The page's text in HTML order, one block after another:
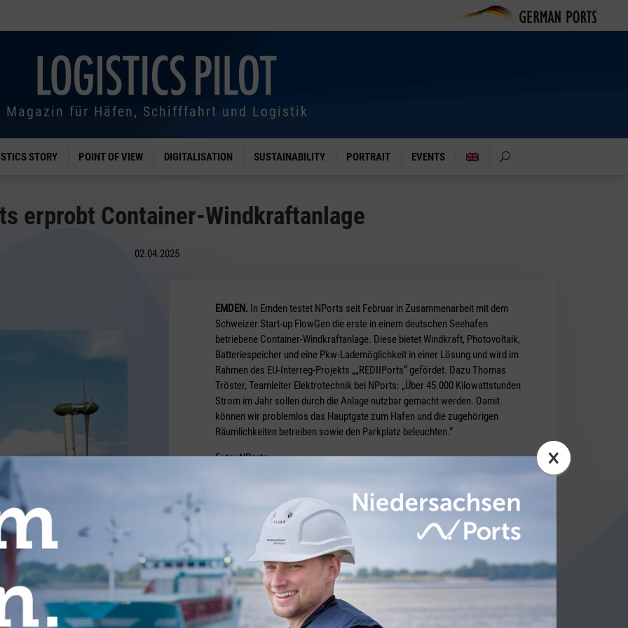
×
Magazin für Häfen, Schifffahrt und Logistik
STORY POINT OF VIEW DIGITALISATION SUSTAINABILITY PORTRAIT EVENTS
erprobt Container-Windkraftanlage
02.04.2025
EMDEN. In Emden testet NPorts seit Februar in Zusammenarbeit mit dem
Schweizer Start-up FlowGen die erste in einem deutschen Seehafen
betriebene Container-Windkraftanlage. Diese bietet Windkraft, Photovoltaik,
Batteriespeicher und eine Pkw-Lademöglichkeit in einer Lösung und wird im
Rahmen des EU-Interreg-Projekts „„REDIIPorts“ gefördet. Dazu Thomas
Tröster, Teamleiter Elektrotechnik bei NPorts: „Über 45.000 Kilowattstunden
Strom im Jahr sollen durch die Anlage nutzbar gemacht werden. Damit
können wir problemlos das Hauptgate zum Hafen und die zugehörigen
Räumlichkeiten betreiben sowie den Parkplatz beleuchten.“
Foto: NPorts